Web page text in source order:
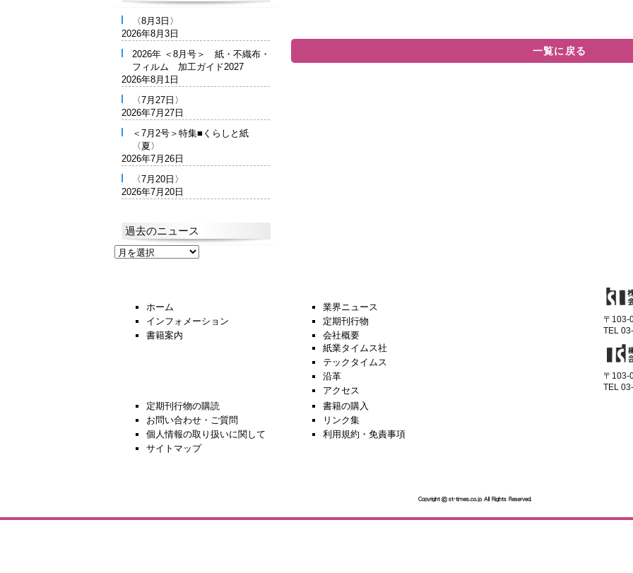
一覧に戻る
〈8月3日〉
2026年8月3日
2026年 ＜8月号＞ 紙・不織布・
フィルム 加工ガイド2027
2026年8月1日
〈7月27日〉
2026年7月27日
＜7月2号＞特集■くらしと紙
〈夏〉
2026年7月26日
〈7月20日〉
2026年7月20日
過去のニュース
過
ホーム
業界ニュース
インフォメーション
定期刊行物
書籍案内
会社概要
紙業タイムス社
テックタイムス
沿革
アクセス
定期刊行物の購読
書籍の購入
お問い合わせ・ご質問
リンク集
個人情報の取り扱いに関して
利用規約・免責事項
サイトマップ
〒103-
TEL
〒103-
TEL